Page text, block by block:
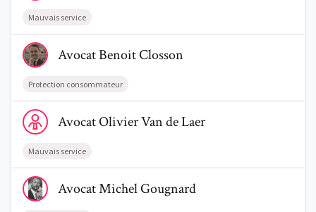
Mauvais service
Voir le profil de AvocatBenoit Closson
AvocatBenoitClosson
Protection consommateur
Voir le profil de AvocatOlivier Van de Laer
AvocatOlivierVan de Laer
Mauvais service
Voir le profil de AvocatMichel Gougnard
AvocatMichelGougnard